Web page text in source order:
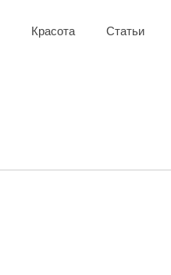
Красота Статьи